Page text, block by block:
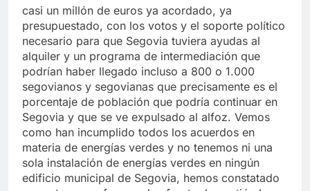
casi un millón de euros ya acordado, ya
presupuestado, con los votos y el soporte político
necesario para que Segovia tuviera ayudas al
alquiler y un programa de intermediación que
podrían haber llegado incluso a 800 o 1.000
segovianos y segovianas que precisamente es el
porcentaje de población que podría continuar en
Segovia y que se ve expulsado al alfoz. Vemos
como han incumplido todos los acuerdos en
materia de energías verdes y no tenemos ni una
sola instalación de energías verdes en ningún
edificio municipal de Segovia, hemos constatado